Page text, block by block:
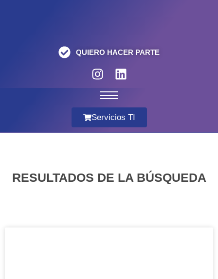
QUIERO HACER PARTE
Servicios TI
RESULTADOS DE LA BÚSQUEDA